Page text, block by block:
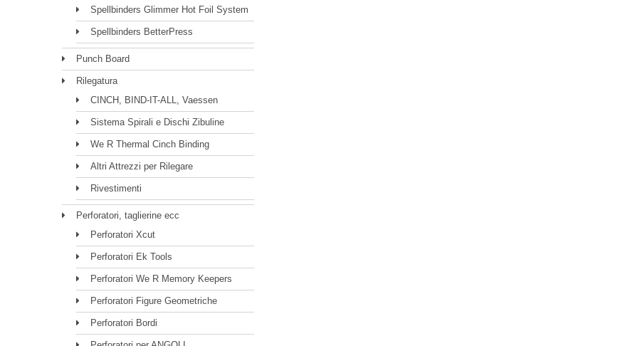
Spellbinders Glimmer Hot Foil System
Spellbinders BetterPress
Punch Board
Rilegatura
CINCH, BIND-IT-ALL, Vaessen
Sistema Spirali e Dischi Zibuline
We R Thermal Cinch Binding
Altri Attrezzi per Rilegare
Rivestimenti
Perforatori, taglierine ecc
Perforatori Xcut
Perforatori Ek Tools
Perforatori We R Memory Keepers
Perforatori Figure Geometriche
Perforatori Bordi